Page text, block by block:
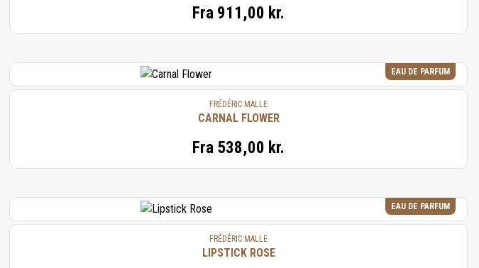
Fra 911,00 kr.
EAU DE PARFUM
FRÉDÉRIC MALLE
CARNAL FLOWER
Fra 538,00 kr.
EAU DE PARFUM
FRÉDÉRIC MALLE
LIPSTICK ROSE